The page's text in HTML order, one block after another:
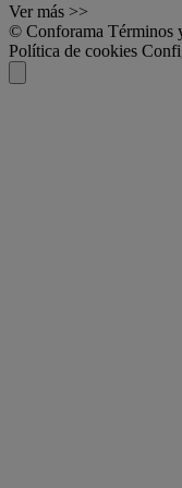
Ver más >>
© Conforama Términos
Política de cookies